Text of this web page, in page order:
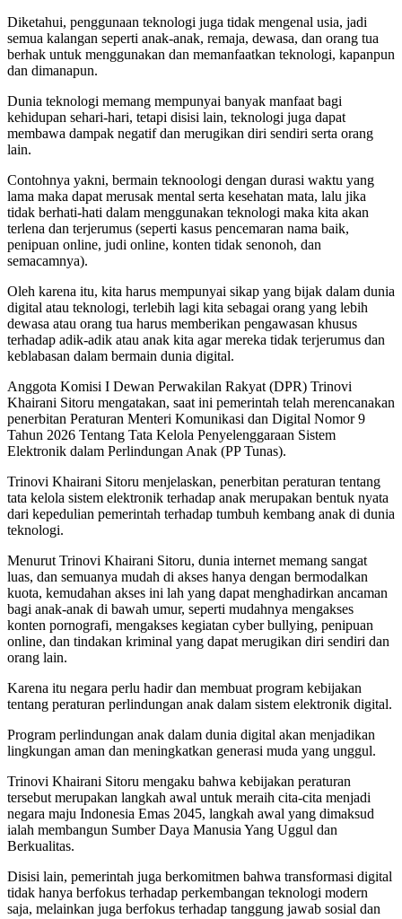
Diketahui, penggunaan teknologi juga tidak mengenal usia, jadi
semua kalangan seperti anak-anak, remaja, dewasa, dan orang tua
berhak untuk menggunakan dan memanfaatkan teknologi, kapanpun
dan dimanapun.
Dunia teknologi memang mempunyai banyak manfaat bagi
kehidupan sehari-hari, tetapi disisi lain, teknologi juga dapat
membawa dampak negatif dan merugikan diri sendiri serta orang
lain.
Contohnya yakni, bermain teknoologi dengan durasi waktu yang
lama maka dapat merusak mental serta kesehatan mata, lalu jika
tidak berhati-hati dalam menggunakan teknologi maka kita akan
terlena dan terjerumus (seperti kasus pencemaran nama baik,
penipuan online, judi online, konten tidak senonoh, dan
semacamnya).
Oleh karena itu, kita harus mempunyai sikap yang bijak dalam dunia
digital atau teknologi, terlebih lagi kita sebagai orang yang lebih
dewasa atau orang tua harus memberikan pengawasan khusus
terhadap adik-adik atau anak kita agar mereka tidak terjerumus dan
keblabasan dalam bermain dunia digital.
Anggota Komisi I Dewan Perwakilan Rakyat (DPR) Trinovi
Khairani Sitoru mengatakan, saat ini pemerintah telah merencanakan
penerbitan Peraturan Menteri Komunikasi dan Digital Nomor 9
Tahun 2026 Tentang Tata Kelola Penyelenggaraan Sistem
Elektronik dalam Perlindungan Anak (PP Tunas).
Trinovi Khairani Sitoru menjelaskan, penerbitan peraturan tentang
tata kelola sistem elektronik terhadap anak merupakan bentuk nyata
dari kepedulian pemerintah terhadap tumbuh kembang anak di dunia
teknologi.
Menurut Trinovi Khairani Sitoru, dunia internet memang sangat
luas, dan semuanya mudah di akses hanya dengan bermodalkan
kuota, kemudahan akses ini lah yang dapat menghadirkan ancaman
bagi anak-anak di bawah umur, seperti mudahnya mengakses
konten pornografi, mengakses kegiatan cyber bullying, penipuan
online, dan tindakan kriminal yang dapat merugikan diri sendiri dan
orang lain.
Karena itu negara perlu hadir dan membuat program kebijakan
tentang peraturan perlindungan anak dalam sistem elektronik digital.
Program perlindungan anak dalam dunia digital akan menjadikan
lingkungan aman dan meningkatkan generasi muda yang unggul.
Trinovi Khairani Sitoru mengaku bahwa kebijakan peraturan
tersebut merupakan langkah awal untuk meraih cita-cita menjadi
negara maju Indonesia Emas 2045, langkah awal yang dimaksud
ialah membangun Sumber Daya Manusia Yang Uggul dan
Berkualitas.
Disisi lain, pemerintah juga berkomitmen bahwa transformasi digital
tidak hanya berfokus terhadap perkembangan teknologi modern
saja, melainkan juga berfokus terhadap tanggung jawab sosial dan